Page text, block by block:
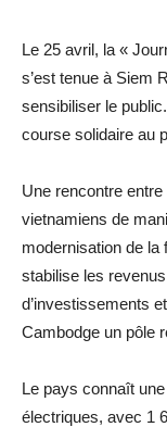
Le 25 avril, la «
s’est tenue à Siem
sensibiliser le
course solidaire au
Une rencontre
vietnamiens de
modernisation de la
stabilise les
d’investissements
Cambodge un pôle
Le pays connaît
électriques, avec 1